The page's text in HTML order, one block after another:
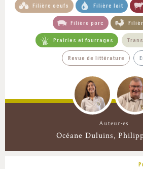
Filière oeufs Filière lait
Filière porc
Prairies et fourrages
Revue de littérature
Auteur·es
Océane Duluins